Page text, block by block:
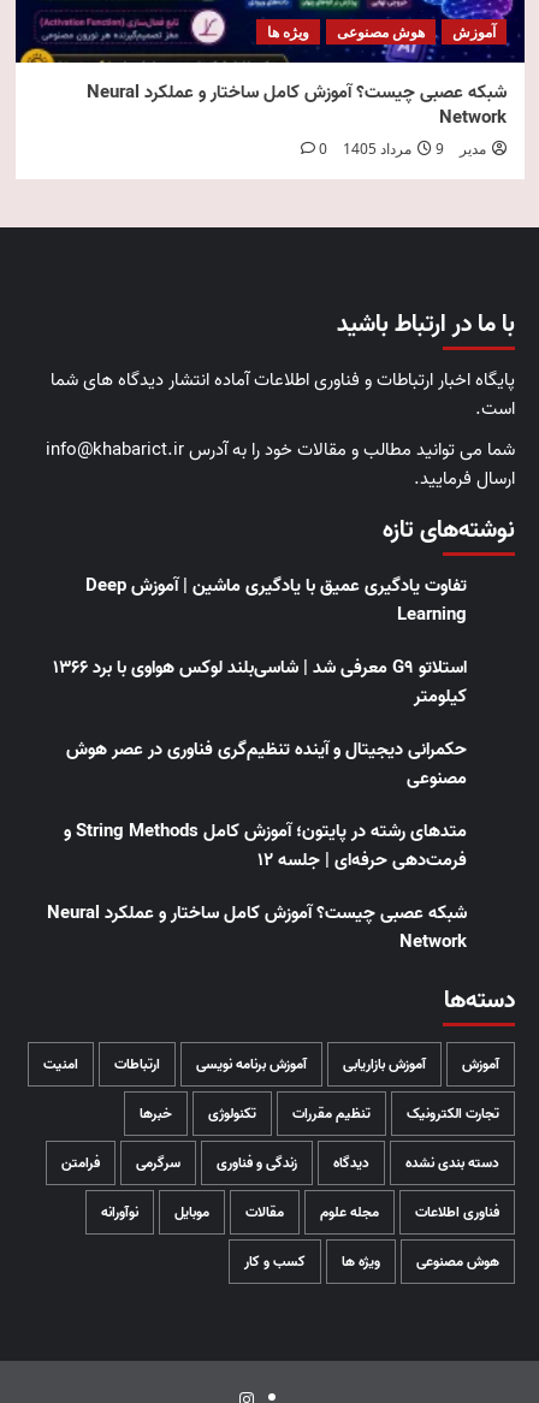
آموزش هوش مصنوعی ویژه ها
شبکه عصبی چیست؟ آموزش کامل ساختار و عملکرد Neural
Network
مدیر 9 مرداد 1405 0
با ما در ارتباط باشید
پایگاه اخبار ارتباطات و فناوری اطلاعات آماده انتشار دیدگاه های شما
است.
شما می توانید مطالب و مقالات خود را به آدرس info@khabarict.ir
ارسال فرمایید.
نوشته‌های تازه
تفاوت یادگیری عمیق با یادگیری ماشین | آموزش Deep
Learning
استلاتو G9 معرفی شد | شاسی‌بلند لوکس هواوی با برد ۱۳۶۶
کیلومتر
حکمرانی دیجیتال و آینده تنظیم‌گری فناوری در عصر هوش
مصنوعی
متدهای رشته در پایتون؛ آموزش کامل String Methods و
فرمت‌دهی حرفه‌ای | جلسه ۱۲
شبکه عصبی چیست؟ آموزش کامل ساختار و عملکرد Neural
Network
دسته‌ها
آموزش آموزش بازاریابی آموزش برنامه نویسی ارتباطات امنیت
تجارت الکترونیک تنظیم مقررات تکنولوژی خبرها
دسته بندی نشده دیدگاه زندگی و فناوری سرگرمی فرامتن
فناوری اطلاعات مجله علوم مقالات موبایل نوآورانه
هوش مصنوعی ویژه ها کسب و کار